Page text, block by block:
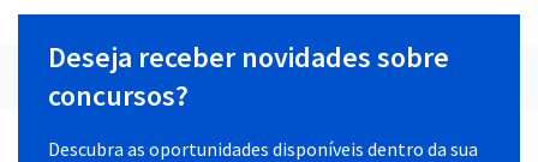
Deseja receber novidades sobre
concursos?
Descubra as oportunidades disponíveis dentro da sua